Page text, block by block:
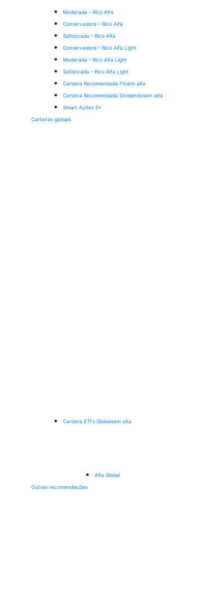
Moderada – Rico Alfa
Conservadora – Rico Alfa
Sofisticada – Rico Alfa
Conservadora – Rico Alfa Light
Moderada – Rico Alfa Light
Sofisticada – Rico Alfa Light
Carteira Recomendada FIIsem alta
Carteira Recomendada Dividendosem alta
Smart Ações 5+
Carteiras globais
Carteira ETFs Globaisem alta
Alfa Global
Outras recomendações